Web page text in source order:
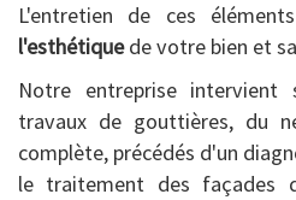
L'entretien de ces
l'esthétiquede votre bien et
Notre entreprise intervient
travaux de gouttières, du
complète, précédés d'un
le traitement des façades